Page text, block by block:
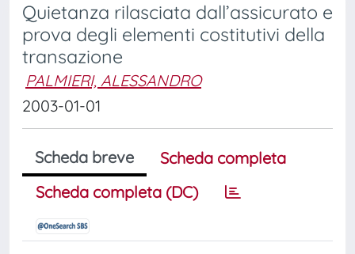
Quietanza rilasciata dall’assicurato e
prova degli elementi costitutivi della
transazione
PALMIERI, ALESSANDRO
2003-01-01
Scheda breve
Scheda completa
Scheda completa (DC)